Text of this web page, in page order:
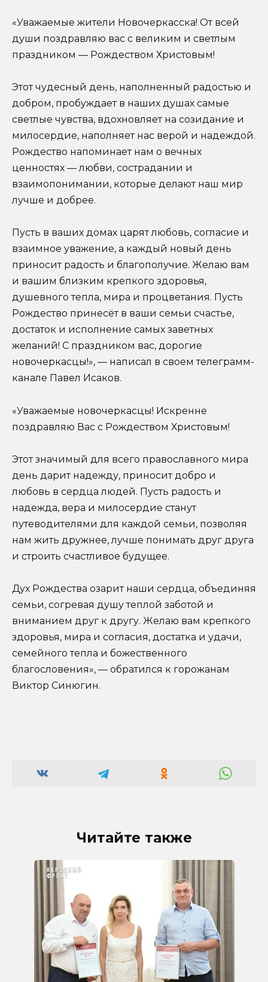
«Уважаемые жители Новочеркасска! От всей
души поздравляю вас с великим и светлым
праздником — Рождеством Христовым!
Этот чудесный день, наполненный радостью и
добром, пробуждает в наших душах самые
светлые чувства, вдохновляет на созидание и
милосердие, наполняет нас верой и надеждой.
Рождество напоминает нам о вечных
ценностях — любви, сострадании и
взаимопонимании, которые делают наш мир
лучше и добрее.
Пусть в ваших домах царят любовь, согласие и
взаимное уважение, а каждый новый день
приносит радость и благополучие. Желаю вам
и вашим близким крепкого здоровья,
душевного тепла, мира и процветания. Пусть
Рождество принесёт в ваши семьи счастье,
достаток и исполнение самых заветных
желаний! С праздником вас, дорогие
новочеркасцы!», — написал в своем телеграмм-
канале Павел Исаков.
«Уважаемые новочеркасцы! Искренне
поздравляю Вас с Рождеством Христовым!
Этот значимый для всего православного мира
день дарит надежду, приносит добро и
любовь в сердца людей. Пусть радость и
надежда, вера и милосердие станут
путеводителями для каждой семьи, позволяя
нам жить дружнее, лучше понимать друг друга
и строить счастливое будущее.
Дух Рождества озарит наши сердца, объединяя
семьи, согревая душу теплой заботой и
вниманием друг к другу. Желаю вам крепкого
здоровья, мира и согласия, достатка и удачи,
семейного тепла и божественного
благословения», — обратился к горожанам
Виктор Синюгин.
Читайте также